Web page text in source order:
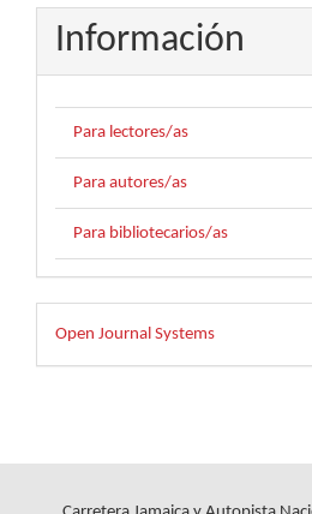
Información
Para lectores/as
Para autores/as
Para bibliotecarios/as
Desarrollado
por
Open Journal Systems